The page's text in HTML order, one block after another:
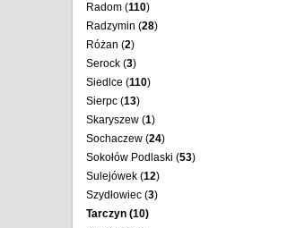
Radom (110)
Radzymin (28)
Różan (2)
Serock (3)
Siedlce (110)
Sierpc (13)
Skaryszew (1)
Sochaczew (24)
Sokołów Podlaski (53)
Sulejówek (12)
Szydłowiec (3)
Tarczyn (10)